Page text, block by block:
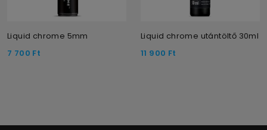
Liquid chrome 5mm
7 700 Ft
Liquid chrome utántöltő 30ml
11 900 Ft